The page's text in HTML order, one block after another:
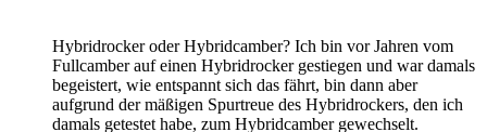
Hybridrocker oder Hybridcamber? Ich bin vor Jahren vom
Fullcamber auf einen Hybridrocker gestiegen und war damals
begeistert, wie entspannt sich das fährt, bin dann aber
aufgrund der mäßigen Spurtreue des Hybridrockers, den ich
damals getestet habe, zum Hybridcamber gewechselt.